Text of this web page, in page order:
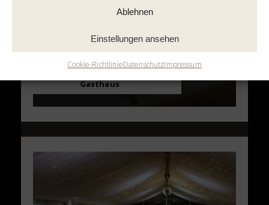
Ablehnen
Einstellungen ansehen
Cookie-RichtlinieDatenschutzImpressum
Gasthaus